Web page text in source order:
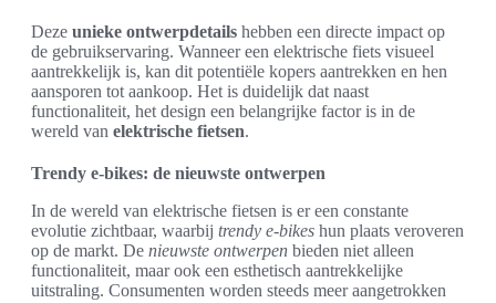
Deze unieke ontwerpdetails hebben een directe impact op
de gebruikservaring. Wanneer een elektrische fiets visueel
aantrekkelijk is, kan dit potentiële kopers aantrekken en hen
aansporen tot aankoop. Het is duidelijk dat naast
functionaliteit, het design een belangrijke factor is in de
wereld van elektrische fietsen.
Trendy e-bikes: de nieuwste ontwerpen
In de wereld van elektrische fietsen is er een constante
evolutie zichtbaar, waarbij trendy e-bikes hun plaats veroveren
op de markt. De nieuwste ontwerpen bieden niet alleen
functionaliteit, maar ook een esthetisch aantrekkelijke
uitstraling. Consumenten worden steeds meer aangetrokken